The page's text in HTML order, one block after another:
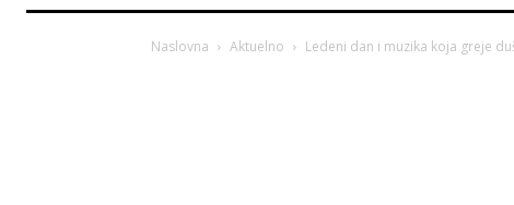
Naslovna Aktuelno Ledeni dan i muzika koja greje